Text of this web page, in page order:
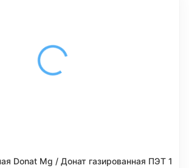
Donat Mg / Донат газированная ПЭТ 1